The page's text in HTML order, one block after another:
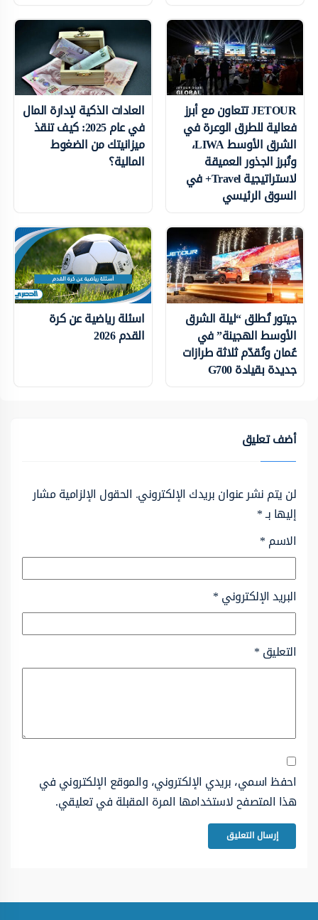
JETOUR تتعاون مع أبرز
فعالية للطرق الوعرة في
الشرق الأوسط LIWA،
وتُبرز الجذور العميقة
لاستراتيجية Travel+ في
السوق الرئيسي
العادات الذكية لإدارة المال
في عام 2025: كيف تنقذ
ميزانيتك من الضغوط
المالية؟
جيتور تُطلق “ليلة الشرق
الأوسط الهجينة” في
عُمان وتُقدّم ثلاثة طرازات
جديدة بقيادة G700
اسئلة رياضية عن كرة
القدم 2026
أضف تعليق
لن يتم نشر عنوان بريدك الإلكتروني. الحقول الإلزامية مشار
إليها بـ*
الاسم*
البريد الإلكتروني*
التعليق*
احفظ اسمي، بريدي الإلكتروني، والموقع الإلكتروني في
هذا المتصفح لاستخدامها المرة المقبلة في تعليقي.